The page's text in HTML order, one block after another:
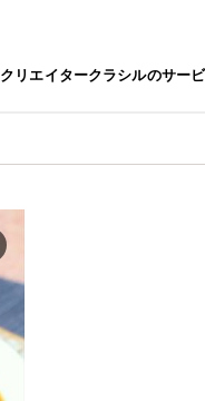
クリエイタークラシルのサー